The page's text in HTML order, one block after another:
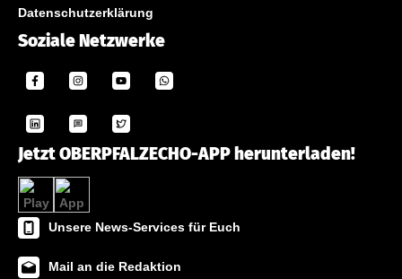
Datenschutzerklärung
Soziale Netzwerke
Jetzt OBERPFALZECHO-APP herunterladen!
Unsere News-Services für Euch
Mail an die Redaktion